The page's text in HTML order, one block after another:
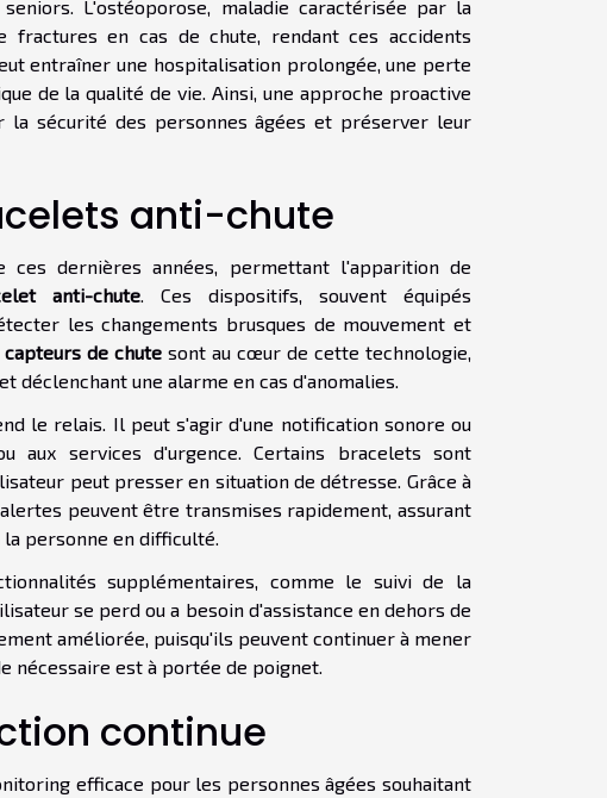
L'ostéoporose, maladie caractérisée par la
en cas de chute, rendant ces accidents
entraîner une hospitalisation prolongée, une perte
de la qualité de vie. Ainsi, une approche proactive
sécurité des personnes âgées et préserver leur
anti-chute
ces dernières années, permettant l'apparition de
anti-chute . Ces dispositifs, souvent équipés
les changements brusques de mouvement et
capteurs de chutesont au cœur de cette technologie,
déclenchant une alarme en cas d'anomalies.
le relais. Il peut s'agir d'une notification sonore ou
aux services d'urgence. Certains bracelets sont
peut presser en situation de détresse. Grâce à
peuvent être transmises rapidement, assurant
personne en difficulté.
supplémentaires, comme le suivi de la
se perd ou a besoin d'assistance en dehors de
améliorée, puisqu'ils peuvent continuer à mener
nécessaire est à portée de poignet.
continue
efficace pour les personnes âgées souhaitant